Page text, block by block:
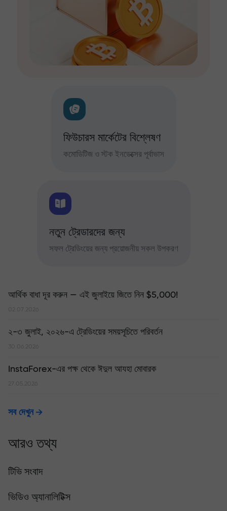
ফিউচারস মার্কেটের বিশ্লেষণ
কমোডিটিজ ও স্টক ইনডেক্সের পূর্বাভাস
নতুন ট্রেডারদের জন্য
সফল ট্রেডিংয়ের জন্য প্রয়োজনীয় সকল উপকরণ
আর্থিক বাধা দূর করুন — এই জুলাইয়ে জিতে নিন $5,000!
02.07.2026
২-৩ জুলাই, ২০২৬-এ ট্রেডিংয়ের সময়সূচিতে পরিবর্তন
30.06.2026
InstaForex-এর পক্ষ থেকে ঈদুল আযহা মোবারক
27.05.2026
সব দেখুন
আরও তথ্য
টিভি সংবাদ
ভিডিও অ্যানালিটিক্স